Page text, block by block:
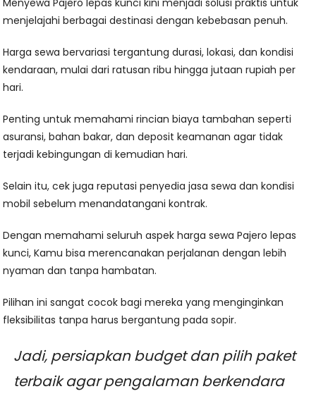
Menyewa Pajero lepas kunci kini menjadi solusi praktis untuk
menjelajahi berbagai destinasi dengan kebebasan penuh.
Harga sewa bervariasi tergantung durasi, lokasi, dan kondisi
kendaraan, mulai dari ratusan ribu hingga jutaan rupiah per
hari.
Penting untuk memahami rincian biaya tambahan seperti
asuransi, bahan bakar, dan deposit keamanan agar tidak
terjadi kebingungan di kemudian hari.
Selain itu, cek juga reputasi penyedia jasa sewa dan kondisi
mobil sebelum menandatangani kontrak.
Dengan memahami seluruh aspek harga sewa Pajero lepas
kunci, Kamu bisa merencanakan perjalanan dengan lebih
nyaman dan tanpa hambatan.
Pilihan ini sangat cocok bagi mereka yang menginginkan
fleksibilitas tanpa harus bergantung pada sopir.
Jadi, persiapkan budget dan pilih paket
terbaik agar pengalaman berkendara